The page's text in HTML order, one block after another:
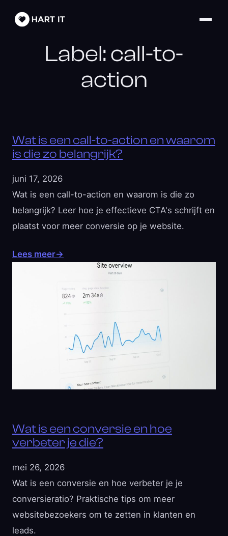
Label:call-to-
action
Wat is een call-to-action en waarom
is die zo belangrijk?
juni 17, 2026
Wat is een call-to-action en waarom is die zo
belangrijk? Leer hoe je effectieve CTA's schrijft en
plaatst voor meer conversie op je website.
Lees meer→
Wat is een conversie en hoe
verbeter je die?
mei 26, 2026
Wat is een conversie en hoe verbeter je je
conversieratio? Praktische tips om meer
websitebezoekers om te zetten in klanten en
leads.